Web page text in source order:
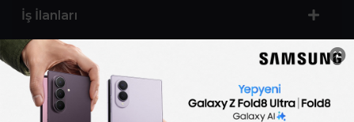
İş İlanları
Sertifika Programları
Yetenek Testleri